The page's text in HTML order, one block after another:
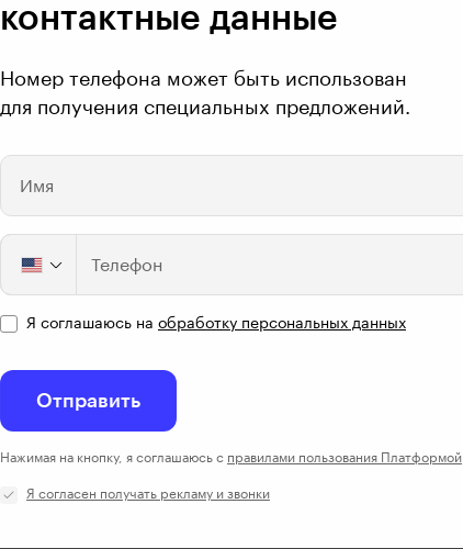
контактные данные
Номер телефона может быть использован
для получения специальных предложений.
Имя
Телефон
Я соглашаюсь на обработку персональных данных
Отправить
Нажимая на кнопку, я соглашаюсь с правилами пользования Платформой
Я согласен получать рекламу и звонки